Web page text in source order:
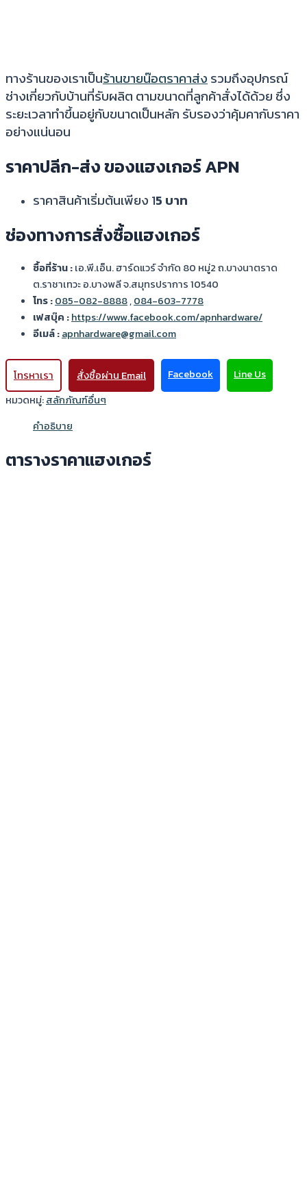
ทางร้านของเราเป็นร้านขายน๊อตราคาส่ง รวมถึงอุปกรณ์
ช่างเกี่ยวกับบ้านที่รับผลิต ตามขนาดที่ลูกค้าสั่งได้ด้วย ซึ่ง
ระยะเวลาทำขึ้นอยู่กับขนาดเป็นหลัก รับรองว่าคุ้มคากับราคา
อย่างแน่นอน
ราคาปลีก-ส่ง ของแฮงเกอร์ APN
ราคาสินค้าเริ่มต้นเพียง 15 บาท
ช่องทางการสั่งซื้อแฮงเกอร์
ซื้อที่ร้าน :เอ.พี.เอ็น. ฮาร์ดแวร์ จำกัด 80 หมู่2 ถ.บางนาตราด
ต.ราชาเทวะ อ.บางพลี จ.สมุทรปราการ 10540
โทร :085-082-8888,084-603-7778
เฟสบุ๊ค :https://www.facebook.com/apnhardware/
อีเมล์ :apnhardware@gmail.com
โทรหาเรา สั่งซื้อผ่าน Email Facebook
Line Us
หมวดหมู่:สลักภัณฑ์อื่นๆ
คำอธิบาย
ตารางราคาแฮงเกอร์